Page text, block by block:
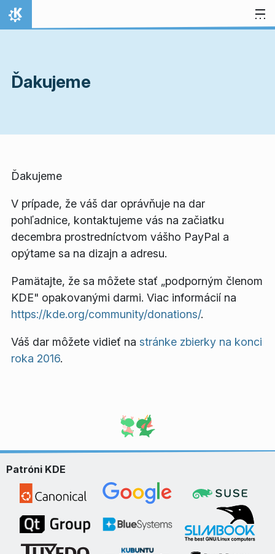
Preskočiť na obsah
Domov
Ďakujeme
Ďakujeme
V prípade, že váš dar oprávňuje na dar
pohľadnice, kontaktujeme vás na začiatku
decembra prostredníctvom vášho PayPal a
opýtame sa na dizajn a adresu.
Pamätajte, že sa môžete stať „podporným členom
KDE" opakovanými darmi. Viac informácií na
https://kde.org/community/donations/.
Váš dar môžete vidieť na stránke zbierky na konci
roka 2016.
Patróni KDE